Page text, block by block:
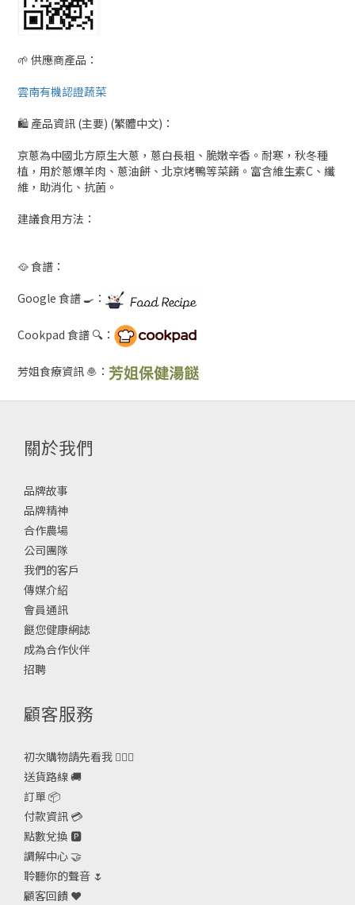
🌱 供應商產品：
雲南有機認證蔬菜
🛍 產品資訊 (主要) (繁體中文)：
京蔥為中國北方原生大蔥，蔥白長粗、脆嫩辛香。耐寒，秋冬種
植，用於蔥爆羊肉、蔥油餅、北京烤鴨等菜餚。富含維生素C、纖
維，助消化、抗菌。
建議食用方法：
🥘 食譜：
Google 食譜 🍳：
Cookpad 食譜 🔍：
芳姐食療資訊 🧆：
關於我們
品牌故事
品牌精神
合作農場
公司團隊
我們的客戶
傳媒介紹
會員通訊
餸您健康網誌
成為合作伙伴
招聘
顧客服務
初次購物請先看我 🙋🏻‍♀️
送貨路線 🚚
訂單 📦
付款資訊 💳
點數兌換 🅿️
調解中心 🤝
聆聽你的聲音 🌷
顧客回饋 ❤️